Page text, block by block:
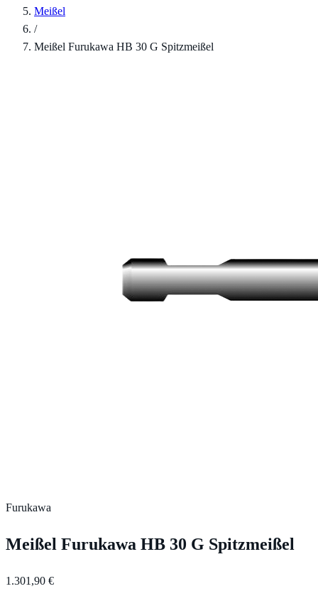
Meißel
/
Meißel Furukawa HB 30 G Spitzmeißel
Furukawa
Meißel Furukawa HB 30 G Spitzmeißel
1.301,90 €